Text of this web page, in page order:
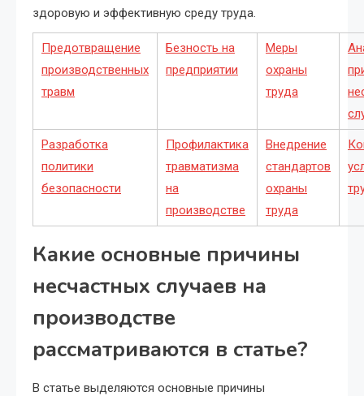
здоровую и эффективную среду труда.
Предотвращение
производственных
травм
Безность на
предприятии
Меры
охраны
труда
Разработка
политики
безопасности
Профилактика
травматизма
на
производстве
Внедрение
стандартов
охраны
труда
Какие основные причины
несчастных случаев на
производстве
рассматриваются в статье?
В статье выделяются основные причины